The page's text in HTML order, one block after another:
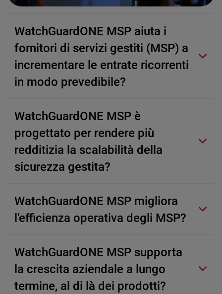
WatchGuardONE MSP aiuta i
fornitori di servizi gestiti (MSP) a
incrementare le entrate ricorrenti
in modo prevedibile?
WatchGuardONE MSP è
progettato per rendere più
redditizia la scalabilità della
sicurezza gestita?
WatchGuardONE MSP migliora
l'efficienza operativa degli MSP?
WatchGuardONE MSP supporta
la crescita aziendale a lungo
termine, al di là dei prodotti?